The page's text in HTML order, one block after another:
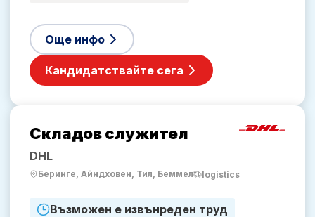
Още инфо
Кандидатствайте сега
Складов служител
DHL
Беринге, Айндховен, Тил, Беммел logistics
Възможен е извънреден труд